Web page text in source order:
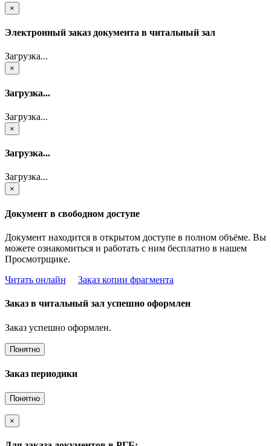
×
Электронный заказ документа в читальный зал
Загрузка...
×
Загрузка...
Загрузка...
×
Загрузка...
Загрузка...
×
Документ в свободном доступе
Документ находится в открытом доступе в полном объёме. Вы
можете ознакомиться и работать с ним бесплатно в нашем
Просмотрщике.
Читать онлайн
Заказ копии фрагмента
Заказ в читальный зал успешно оформлен
Заказ успешно оформлен.
Понятно
Заказ периодики
Понятно
×